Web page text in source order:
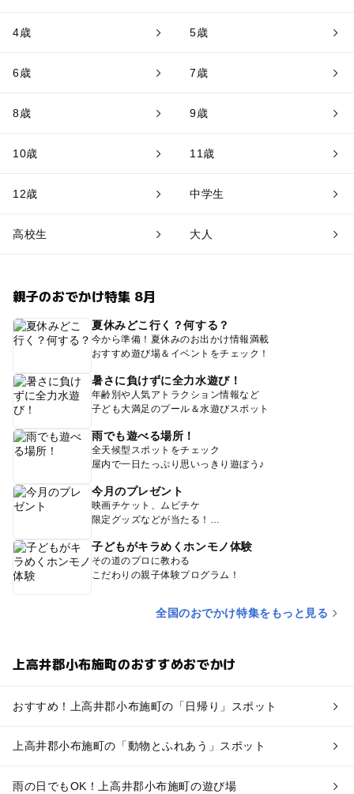
4歳 5歳
6歳 7歳
8歳 9歳
10歳 11歳
12歳 中学生
高校生 大人
親子のおでかけ特集 8月
夏休みどこ行く？何する？
今から準備！夏休みのお出かけ情報満載
おすすめ遊び場＆イベントをチェック！
暑さに負けずに全力水遊び！
年齢別や人気アトラクション情報など
子ども大満足のプール＆水遊びスポット
雨でも遊べる場所！
全天候型スポットをチェック
屋内で一日たっぷり思いっきり遊ぼう♪
今月のプレゼント
映画チケット、ムビチケ
限定グッズなどが当たる！
子どもがキラめくホンモノ体験
その道のプロに教わる
こだわりの親子体験プログラム！
全国のおでかけ特集をもっと見る
上高井郡小布施町のおすすめおでかけ
おすすめ！上高井郡小布施町の「日帰り」スポット
上高井郡小布施町の「動物とふれあう」スポット
雨の日でもOK！上高井郡小布施町の遊び場